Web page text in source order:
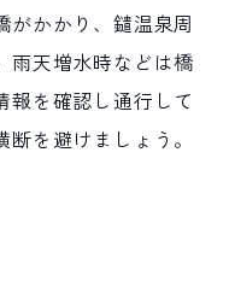
がかかり、鑓温泉周
雨天増水時などは橋
報を確認し通行して
を避けましょう。